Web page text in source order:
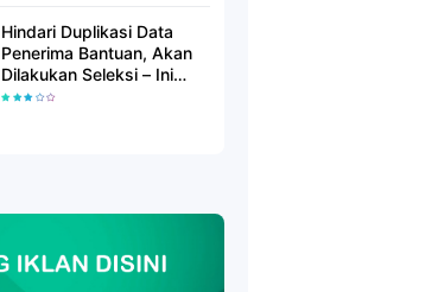
Hindari Duplikasi Data
Penerima Bantuan, Akan
Dilakukan Seleksi – Ini
Penjelasanya